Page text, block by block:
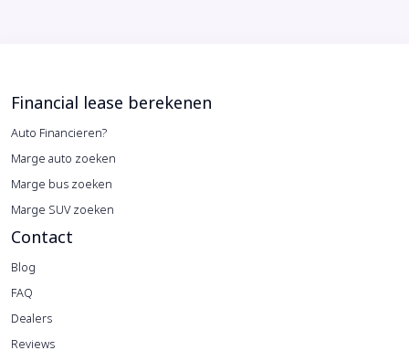
Financial lease berekenen
Auto Financieren?
Marge auto zoeken
Marge bus zoeken
Marge SUV zoeken
Contact
Blog
FAQ
Dealers
Reviews